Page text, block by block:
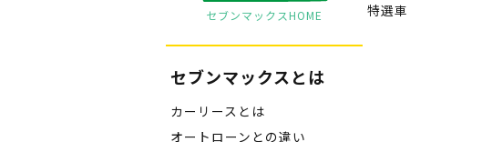
セブンマックスHOME
セブンマックスとは
カーリースとは
オートローンとの違い
特選車